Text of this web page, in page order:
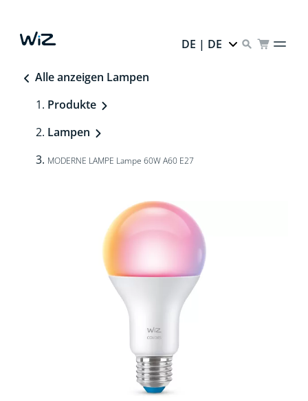
DE | DE
Alle anzeigen Lampen
Produkte
Lampen
MODERNE LAMPE Lampe 60W A60 E27